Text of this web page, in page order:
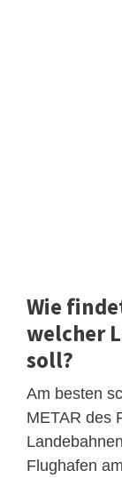
Wie
welcher
soll?
Am besten
METAR des
Flughafen